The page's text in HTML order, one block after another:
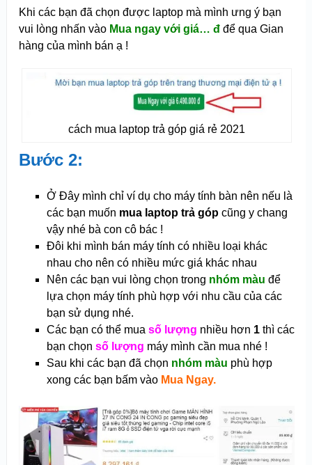
Khi các bạn đã chọn được laptop mà mình ưng ý bạn
vui lòng nhấn vào Mua ngay với giá… đ để qua Gian
hàng của mình bán ạ !
cách mua laptop trả góp giá rẻ 2021
Bước 2:
Ở Đây mình chỉ ví dụ cho máy tính bàn nên nếu là
các bạn muốn mua laptop trả gópcũng y chang
vậy nhé bà con cô bác !
Đôi khi mình bán máy tính có nhiều loại khác
nhau cho nên có nhiều mức giá khác nhau
Nên các bạn vui lòng chọn trong nhóm màu để
lựa chọn máy tính phù hợp với nhu cầu của các
bạn sử dụng nhé.
Các bạn có thể mua số lượng nhiều hơn 1thì các
bạn chọn số lượng máy mình cần mua nhé !
Sau khi các bạn đã chọn nhóm màu phù hợp
xong các bạn bấm vào Mua Ngay.